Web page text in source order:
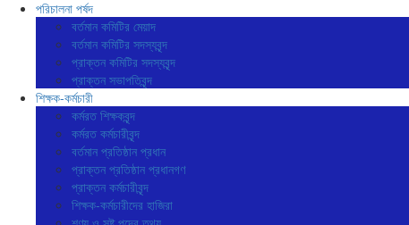
পরিচালনা পর্ষদ
বর্তমান কমিটির মেয়াদ
বর্তমান কমিটির সদস্যবৃন্দ
প্রাক্তন কমিটির সদস্যবৃন্দ
প্রাক্তন সভাপতিবৃন্দ
শিক্ষক-কর্মচারী
কর্মরত শিক্ষকবৃন্দ
কর্মরত কর্মচারীবৃন্দ
বর্তমান প্রতিষ্ঠান প্রধান
প্রাক্তন প্রতিষ্ঠান প্রধানগণ
প্রাক্তন কর্মচারীবৃন্দ
শিক্ষক-কর্মচারীদের হাজিরা